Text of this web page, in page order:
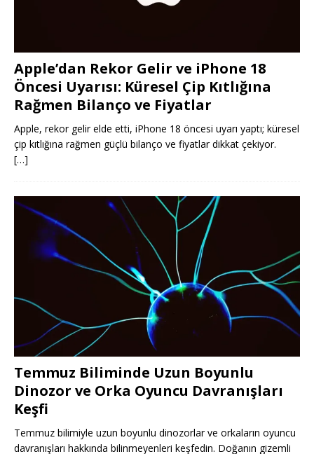
Apple’dan Rekor Gelir ve iPhone 18
Öncesi Uyarısı: Küresel Çip Kıtlığına
Rağmen Bilanço ve Fiyatlar
Apple, rekor gelir elde etti, iPhone 18 öncesi uyarı yaptı; küresel
çip kıtlığına rağmen güçlü bilanço ve fiyatlar dikkat çekiyor.
[…]
Temmuz Biliminde Uzun Boyunlu
Dinozor ve Orka Oyuncu Davranışları
Keşfi
Temmuz bilimiyle uzun boyunlu dinozorlar ve orkaların oyuncu
davranışları hakkında bilinmeyenleri keşfedin. Doğanın gizemli